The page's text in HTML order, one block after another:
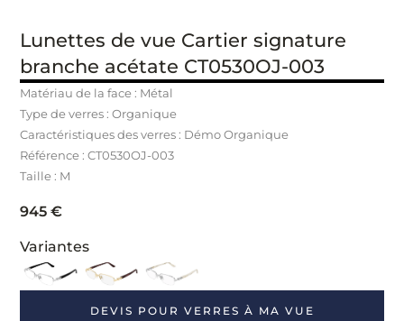
Lunettes de vue Cartier signature
branche acétate CT0530OJ-003
Matériau de la face : Métal
Type de verres : Organique
Caractéristiques des verres : Démo Organique
Référence : CT0530OJ-003
Taille : M
945€
Variantes
DEVIS POUR VERRES À MA VUE